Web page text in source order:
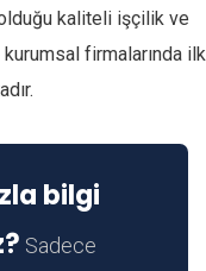
kaliteli işçilik ve
firmalarında ilk
bilgi
Sadece